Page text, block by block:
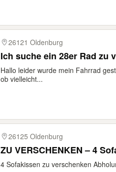
26121 Oldenburg
Ich suche ein 28er Rad zu
Hallo leider wurde mein Fahrrad
ob vielleicht...
26125 Oldenburg
ZU VERSCHENKEN – 4
4 Sofakissen zu verschenken